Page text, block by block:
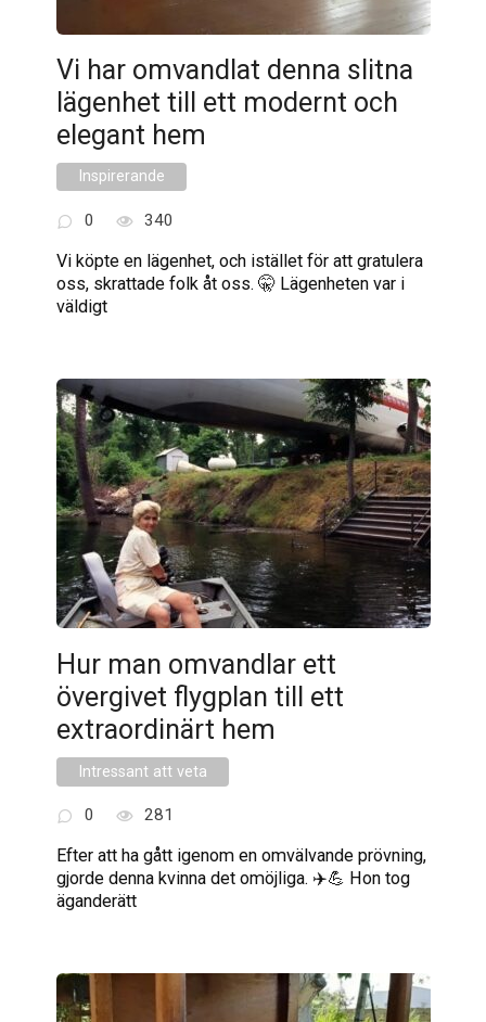
Vi har omvandlat denna slitna
lägenhet till ett modernt och
elegant hem
Inspirerande
0 340
Vi köpte en lägenhet, och istället för att gratulera
oss, skrattade folk åt oss. 🤫 Lägenheten var i
väldigt
Hur man omvandlar ett
övergivet flygplan till ett
extraordinärt hem
Intressant att veta
0 281
Efter att ha gått igenom en omvälvande prövning,
gjorde denna kvinna det omöjliga. ✈️💪 Hon tog
äganderätt